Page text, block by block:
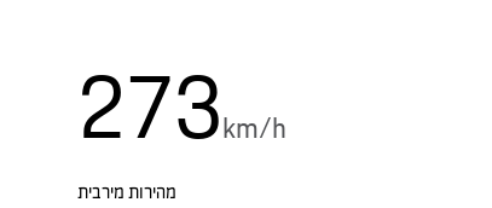
273km/h
מהירות מירבית